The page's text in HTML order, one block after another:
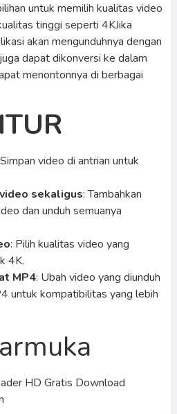
untuk memilih kualitas video
tinggi seperti 4KJika
akan mengunduhnya dengan
dapat dikonversi ke dalam
menontonnya di berbagai
video di antrian untuk
sekaligus: Tambahkan
dan unduh semuanya
: Pilih kualitas video yang
4K.
MP4: Ubah video yang diunduh
untuk kompatibilitas yang lebih